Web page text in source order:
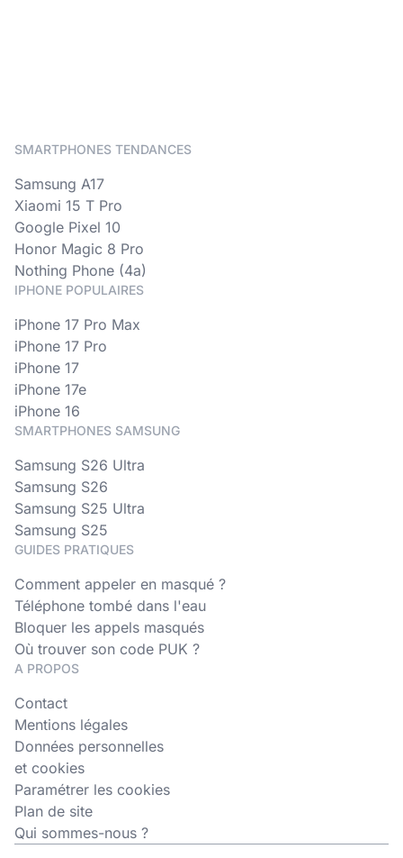
SMARTPHONES TENDANCES
Samsung A17
Xiaomi 15 T Pro
Google Pixel 10
Honor Magic 8 Pro
Nothing Phone (4a)
IPHONE POPULAIRES
iPhone 17 Pro Max
iPhone 17 Pro
iPhone 17
iPhone 17e
iPhone 16
SMARTPHONES SAMSUNG
Samsung S26 Ultra
Samsung S26
Samsung S25 Ultra
Samsung S25
GUIDES PRATIQUES
Comment appeler en masqué ?
Téléphone tombé dans l'eau
Bloquer les appels masqués
Où trouver son code PUK ?
A PROPOS
Contact
Mentions légales
Données personnelles
et cookies
Paramétrer les cookies
Plan de site
Qui sommes-nous ?